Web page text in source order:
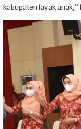
kabupaten layak anak,”